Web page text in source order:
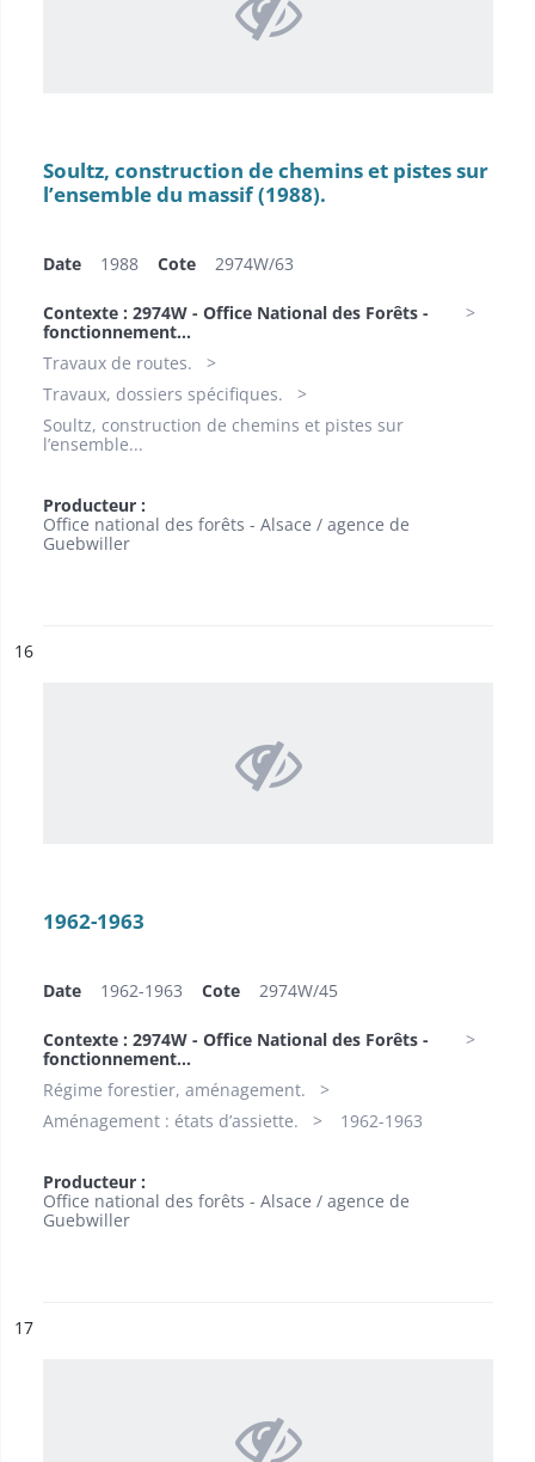
Soultz, construction de chemins et pistes sur
l’ensemble du massif (1988).
Date 1988 Cote 2974W/63
Contexte : 2974W - Office National des Forêts -
fonctionnement...
Travaux de routes.
Travaux, dossiers spécifiques.
Soultz, construction de chemins et pistes sur
l’ensemble...
Producteur :
Office national des forêts - Alsace / agence de
Guebwiller
n°
16
1962-1963
Date 1962-1963 Cote 2974W/45
Contexte : 2974W - Office National des Forêts -
fonctionnement...
Régime forestier, aménagement.
Aménagement : états d’assiette.
1962-1963
Producteur :
Office national des forêts - Alsace / agence de
Guebwiller
n°
17